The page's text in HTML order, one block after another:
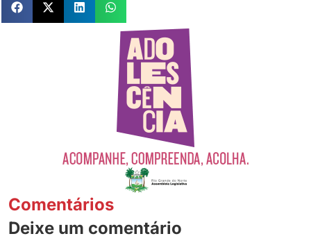
Comentários
Deixe um comentário